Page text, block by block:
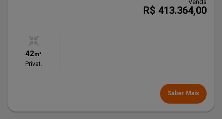
Venda
R$ 413.364,00
42m²
Privat.
Saber Mais